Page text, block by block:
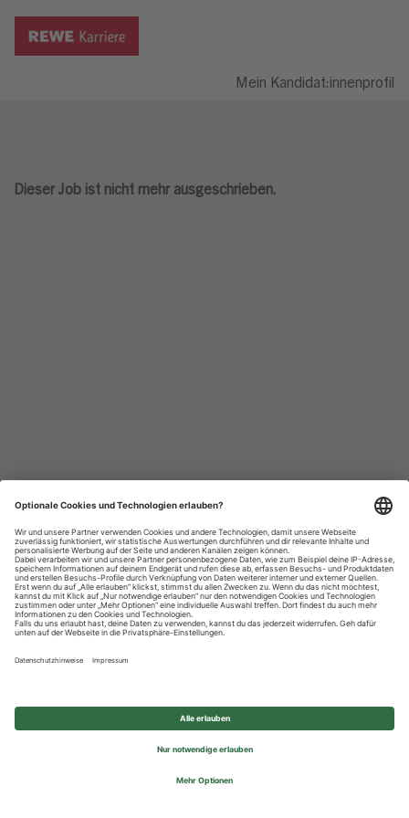
Mein Kandidat:innenprofil
Dieser Job ist nicht mehr ausgeschrieben.
Datenschutzhinweise
Impressum
Privatsphäre-Einstellungen
© 2026 REWE Group - All rights reserved